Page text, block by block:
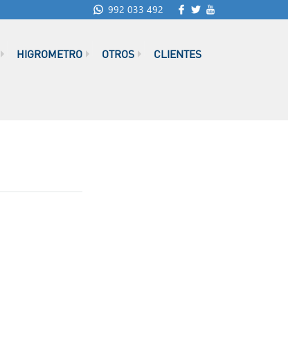
992 033 492
HIGROMETRO OTROS CLIENTES